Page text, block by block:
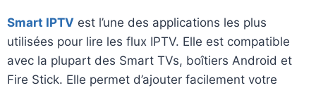
Smart IPTV est l’une des applications les plus
utilisées pour lire les flux IPTV. Elle est compatible
avec la plupart des Smart TVs, boîtiers Android et
Fire Stick. Elle permet d’ajouter facilement votre